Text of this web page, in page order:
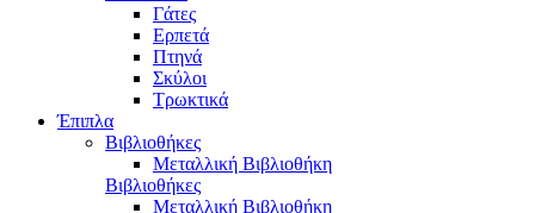
Γάτες
Ερπετά
Πτηνά
Σκύλοι
Τρωκτικά
Έπιπλα
Βιβλιοθήκες
Μεταλλική Βιβλιοθήκη
Βιβλιοθήκες
Μεταλλική Βιβλιοθήκη